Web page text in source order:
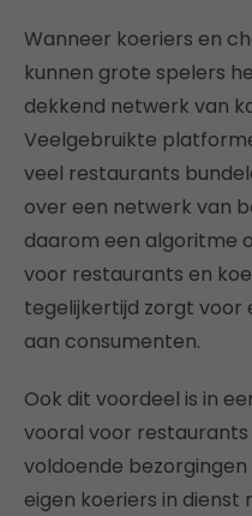
Wanneer koeriers en
kunnen grote spelers
dekkend netwerk van
Veelgebruikte
veel restaurants
over een netwerk van
daarom een algoritme
voor restaurants en
tegelijkertijd zorgt voor
aan consumenten.
Ook dit voordeel is in
vooral voor restaurants
voldoende
eigen koeriers in dienst